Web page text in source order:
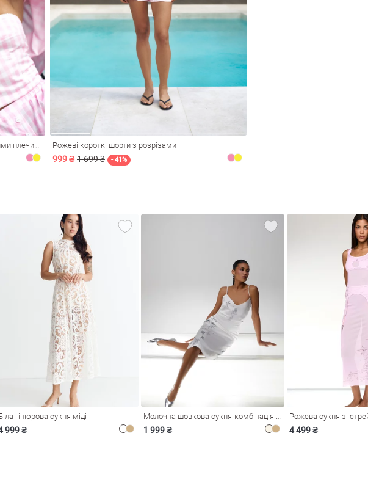
Рожевий бавовняний кроп-топ з відкритими плечима Рожеві короткі шорти з розрізами
999 ₴ 1 699 ₴ - 41%
гіпюрова сукня міді
999 ₴ 1 999 ₴ 4 499 ₴